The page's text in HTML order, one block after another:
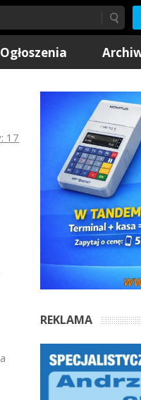
Ogłoszenia
17
REKLAMA